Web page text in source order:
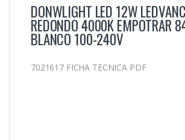
DONWLIGHT LED 12W
REDONDO 4000K EMPOTRAR
BLANCO 100-240V
7021617 FICHA TECNICA PDF